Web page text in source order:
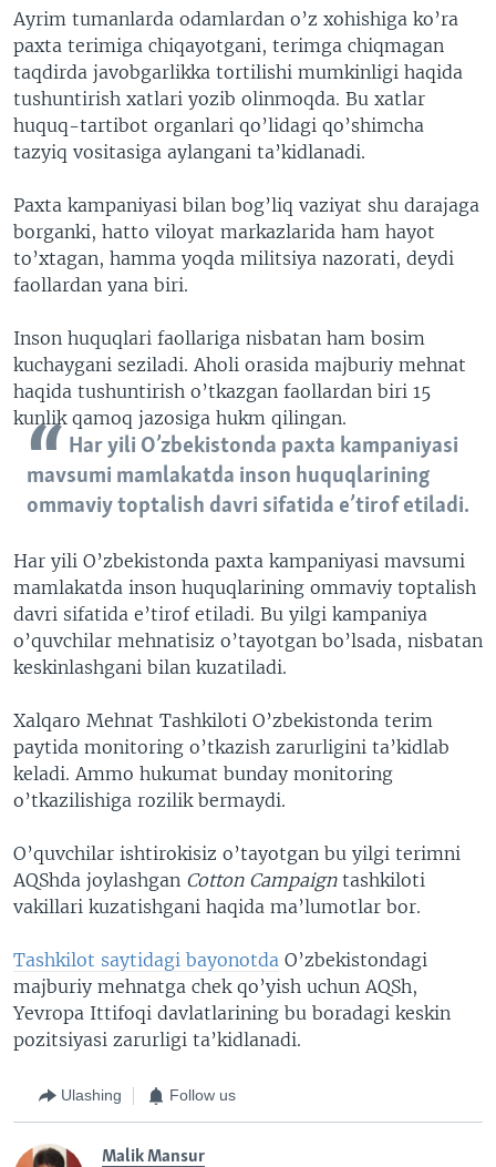
Ayrim tumanlarda odamlardan o’z xohishiga ko’ra
paxta terimiga chiqayotgani, terimga chiqmagan
taqdirda javobgarlikka tortilishi mumkinligi haqida
tushuntirish xatlari yozib olinmoqda. Bu xatlar
huquq-tartibot organlari qo’lidagi qo’shimcha
tazyiq vositasiga aylangani ta’kidlanadi.
Paxta kampaniyasi bilan bog’liq vaziyat shu darajaga
borganki, hatto viloyat markazlarida ham hayot
to’xtagan, hamma yoqda militsiya nazorati, deydi
faollardan yana biri.
Inson huquqlari faollariga nisbatan ham bosim
kuchaygani seziladi. Aholi orasida majburiy mehnat
haqida tushuntirish o’tkazgan faollardan biri 15
kunlik qamoq jazosiga hukm qilingan.
Har yili O’zbekistonda paxta kampaniyasi
mavsumi mamlakatda inson huquqlarining
ommaviy toptalish davri sifatida e’tirof etiladi.
Har yili O’zbekistonda paxta kampaniyasi mavsumi
mamlakatda inson huquqlarining ommaviy toptalish
davri sifatida e’tirof etiladi. Bu yilgi kampaniya
o’quvchilar mehnatisiz o’tayotgan bo’lsada, nisbatan
keskinlashgani bilan kuzatiladi.
Xalqaro Mehnat Tashkiloti O’zbekistonda terim
paytida monitoring o’tkazish zarurligini ta’kidlab
keladi. Ammo hukumat bunday monitoring
o’tkazilishiga rozilik bermaydi.
O’quvchilar ishtirokisiz o’tayotgan bu yilgi terimni
AQShda joylashgan Cotton Campaigntashkiloti
vakillari kuzatishgani haqida ma’lumotlar bor.
Tashkilot saytidagi bayonotda O’zbekistondagi
majburiy mehnatga chek qo’yish uchun AQSh,
Yevropa Ittifoqi davlatlarining bu boradagi keskin
pozitsiyasi zarurligi ta’kidlanadi.
Ulashing Follow us
Malik Mansur